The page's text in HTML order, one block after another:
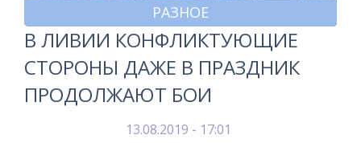
РАЗНОЕ
В ЛИВИИ КОНФЛИКТУЮЩИЕ
СТОРОНЫ ДАЖЕ В ПРАЗДНИК
ПРОДОЛЖАЮТ БОИ
13.08.2019 - 17:01